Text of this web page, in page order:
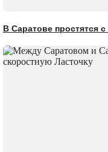
В Саратове простятся